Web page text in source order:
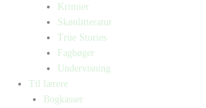
Krimier
Skønlitteratur
True Stories
Fagbøger
Undervisning
Til lærere
Bogkasser